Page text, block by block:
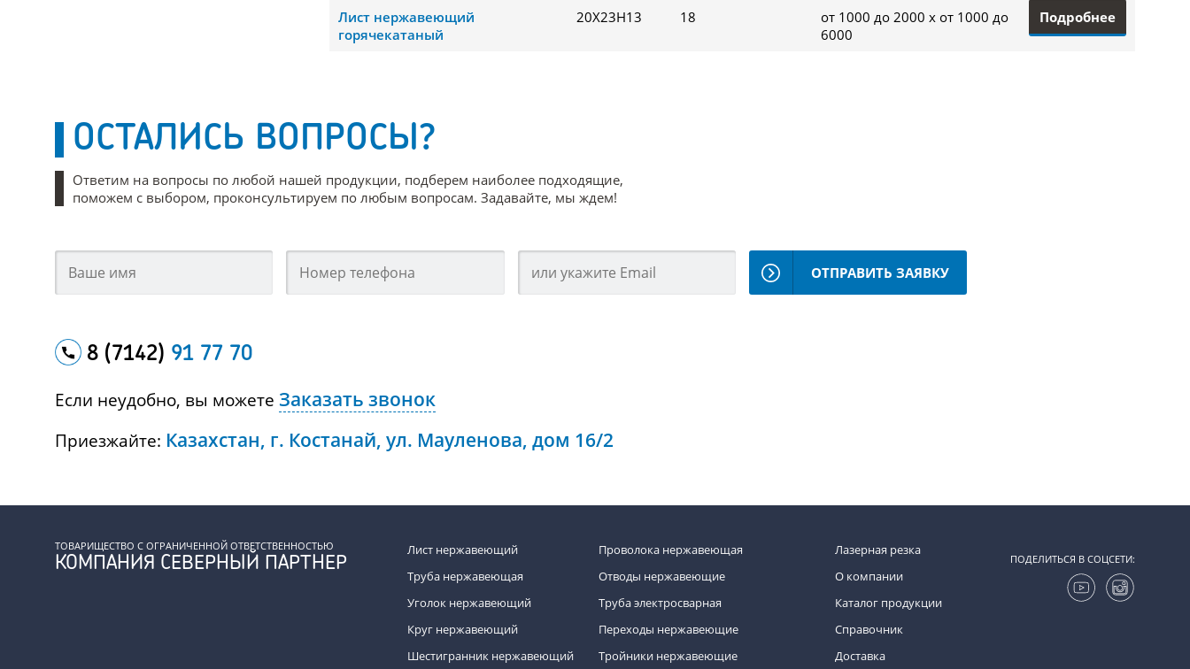
Лист нержавеющий
горячекатаный
20Х23Н13 18
от 1000 до 2000 x от 1000 до
6000
Подробнее
ОСТАЛИСЬ ВОПРОСЫ?
Ответим на вопросы по любой нашей продукции, подберем наиболее подходящие,
поможем с выбором, проконсультируем по любым вопросам. Задавайте, мы ждем!
ОТПРАВИТЬ ЗАЯВКУ
8 (7142) 91 77 70
Если неудобно, вы можете Заказать звонок
Приезжайте: Казахстан, г. Костанай, ул. Мауленова, дом 16/2
ТОВАРИЩЕСТВО С ОГРАНИЧЕННОЙ ОТВЕТСТВЕННОСТЬЮ
КОМПАНИЯ СЕВЕРНЫЙ ПАРТНЕР
Лист нержавеющий
Труба нержавеющая
Уголок нержавеющий
Круг нержавеющий
Шестигранник нержавеющий
Проволока нержавеющая
Отводы нержавеющие
Труба электросварная
Переходы нержавеющие
Тройники нержавеющие
Лазерная резка
О компании
Каталог продукции
Справочник
Доставка
ПОДЕЛИТЬСЯ В СОЦСЕТИ: